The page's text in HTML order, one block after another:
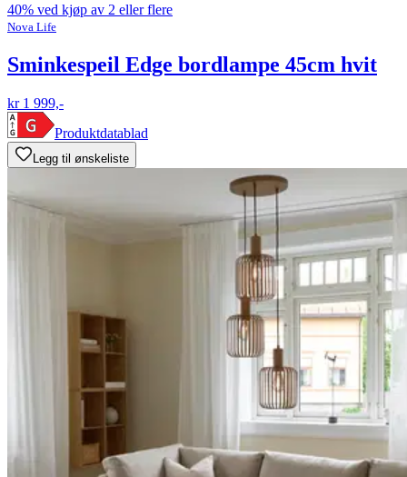
40% ved kjøp av 2 eller flere
Nova Life
Sminkespeil Edge bordlampe 45cm hvit
kr 1 999,-
Produktdatablad
Legg til ønskeliste